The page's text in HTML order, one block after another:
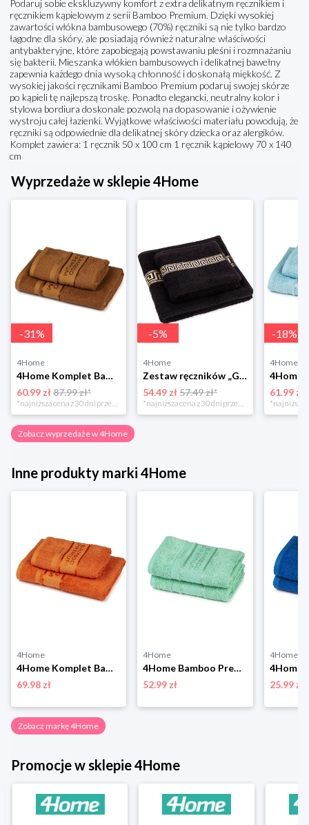
Podaruj sobie ekskluzywny komfort z extra delikatnym ręcznikiem i
ręcznikiem kąpielowym z serii Bamboo Premium. Dzięki wysokiej
zawartości włókna bambusowego (70%) ręczniki są nie tylko bardzo
łagodne dla skóry, ale posiadają również naturalne właściwości
antybakteryjne, które zapobiegają powstawaniu pleśni i rozmnażaniu
się bakterii. Mieszanka włókien bambusowych i delikatnej bawełny
zapewnia każdego dnia wysoką chłonność i doskonałą miękkość. Z
wysokiej jakości ręcznikami Bamboo Premium podaruj swojej skórze
po kąpieli tę najlepszą troskę. Ponadto elegancki, neutralny kolor i
stylowa bordiura doskonale pozwolą na dopasowanie i ożywienie
wystroju całej łazienki. Wyjątkowe właściwości materiału powodują, że
ręczniki są odpowiednie dla delikatnej skóry dziecka oraz alergików.
Komplet zawiera: 1 ręcznik 50 x 100 cm 1 ręcznik kąpielowy 70 x 140
cm
Wyprzedaże w sklepie 4Home
-31%
4Home
4Home Komplet Bamboo Premium ręczników brązowy, 70 x 140 cm, 50 x 100 cm
60.99 zł87.99 zł*
*najniższa cena z 30 dni przed obniżką
-5%
4Home
Zestaw ręczników „Greek” czarny, 50 x 90 cm, 70 x 130 cm 4-Home
54.49 zł 57.49 zł*
*najniższa cena z 30 dni przed obniżką
-18%
4Home
61.99 zł
Zobacz wyprzedaże w 4Home
Inne produkty marki 4Home
4Home
4Home Komplet Bamboo Premium ręczników pomarańczowy, 70 x 140 cm, 50 x 100 cm
69.98 zł
4Home
4Home Bamboo Premium ręcznik mentol, 50 x 100 cm, 2 szt.
52.99 zł
4Home
25.99 zł
Zobacz markę 4Home
Promocje w sklepie 4Home